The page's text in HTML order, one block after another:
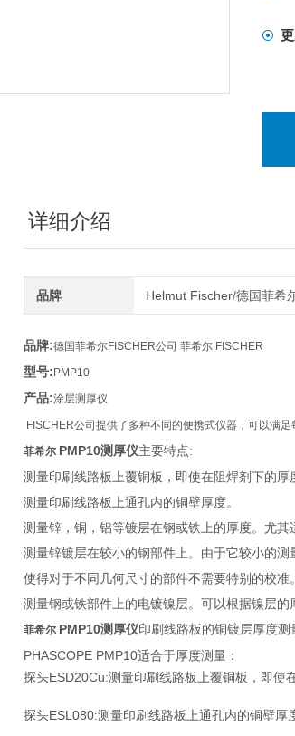
详细介绍
品牌 Helmut Fischer/德国菲希
品牌:德国菲希尔FISCHER公司 菲希尔 FISCHER
型号: PMP10
产品:涂层测厚仪
FISCHER公司提供了多种不同的便携式仪器，可以满
菲希尔 PMP10测厚仪主要特点:
测量印刷线路板上覆铜板，即使在阻焊剂下的厚
测量印刷线路板上通孔内的铜壁厚度。
测量锌，铜，铝等镀层在钢或铁上的厚度。尤其
测量锌镀层在较小的钢部件上。由于它较小的测
使得对于不同几何尺寸的部件不需要特别的校准。
测量钢或铁部件上的电镀镍层。可以根据镍层的
菲希尔 PMP10测厚仪印刷线路板的铜镀层厚度测
PHASCOPE PMP10适合于厚度测量：
探头ESD20Cu:测量印刷线路板上覆铜板，即使
探头ESL080:测量印刷线路板上通孔内的铜壁厚